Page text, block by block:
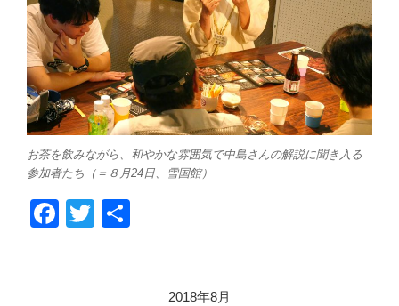
お茶を飲みながら、和やかな雰囲気で中島さんの解説に聞き入る
参加者たち（＝８月24日、雪国館）
F
T
2018年8月